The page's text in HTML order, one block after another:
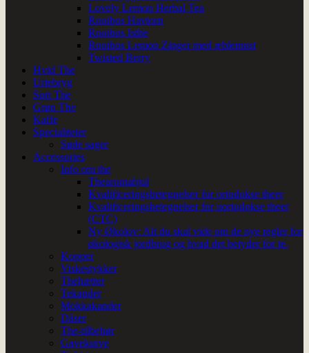
Lovely Lemon Herbal Tea
Rooibos Havtorn
Rooibos Isthe
Rooibos Lemon Zinger med æblemost
Twisted Berry
Hvid The
Urtebryg
Sort The
Grøn The
Kaffe
Specialiteter
Søde sager
Accessories
Info om the
Thearomahjul
Kvalificeringsbetegnelser for ortodokse theer
Kvalificeringsbetegnelser for uortodokse theer
(CTC)
Ny Økolov: Alt du skal vide om de nye regler for
økologisk jordbrug og hvad det betyder for te.
Kopper
Viskestykker
Thehætter
Tekander
Mokkakander
Dåser
The-tilbehør
Gavekurve